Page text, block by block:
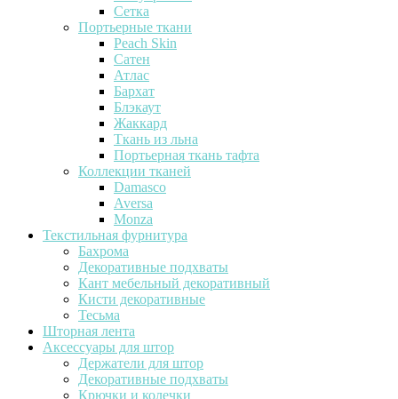
Сетка
Портьерные ткани
Peach Skin
Сатен
Атлас
Бархат
Блэкаут
Жаккард
Ткань из льна
Портьерная ткань тафта
Коллекции тканей
Damasco
Aversa
Monza
Текстильная фурнитура
Бахрома
Декоративные подхваты
Кант мебельный декоративный
Кисти декоративные
Тесьма
Шторная лента
Аксессуары для штор
Держатели для штор
Декоративные подхваты
Крючки и колечки